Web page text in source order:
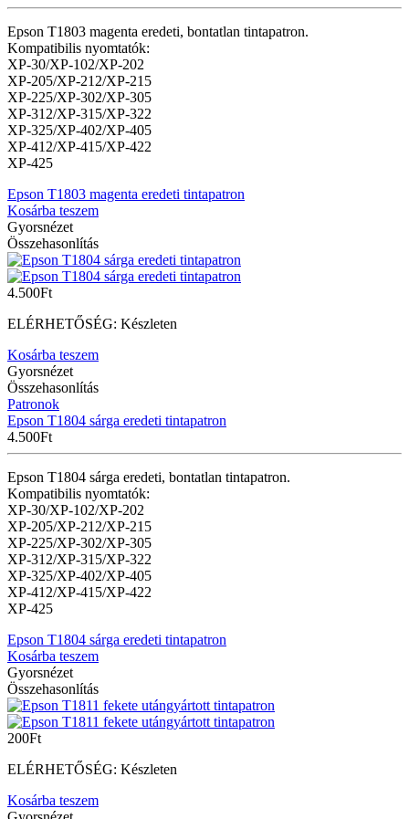
Epson T1803 magenta eredeti, bontatlan tintapatron.
Kompatibilis nyomtatók:
XP-30/XP-102/XP-202
XP-205/XP-212/XP-215
XP-225/XP-302/XP-305
XP-312/XP-315/XP-322
XP-325/XP-402/XP-405
XP-412/XP-415/XP-422
XP-425
Epson T1803 magenta eredeti tintapatron
Kosárba teszem
Gyorsnézet
Összehasonlítás
4.500Ft
ELÉRHETŐSÉG: Készleten
Kosárba teszem
Gyorsnézet
Összehasonlítás
Patronok
Epson T1804 sárga eredeti tintapatron
4.500Ft
Epson T1804 sárga eredeti, bontatlan tintapatron.
Kompatibilis nyomtatók:
XP-30/XP-102/XP-202
XP-205/XP-212/XP-215
XP-225/XP-302/XP-305
XP-312/XP-315/XP-322
XP-325/XP-402/XP-405
XP-412/XP-415/XP-422
XP-425
Epson T1804 sárga eredeti tintapatron
Kosárba teszem
Gyorsnézet
Összehasonlítás
200Ft
ELÉRHETŐSÉG: Készleten
Kosárba teszem